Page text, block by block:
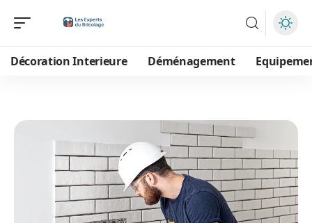
Décoration Interieure Déménagement